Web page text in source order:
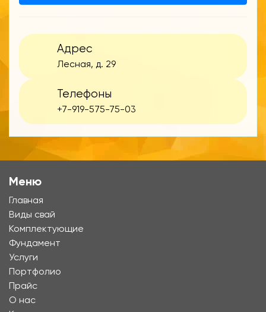
Адрес
Лесная, д. 29
Телефоны
+7-919-575-75-03
Меню
Главная
Виды свай
Комплектующие
Фундамент
Услуги
Портфолио
Прайс
О нас